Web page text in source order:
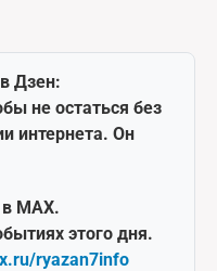
Дзен:
не остаться без
интернета. Он
MAX.
этого дня.
ryazan7info